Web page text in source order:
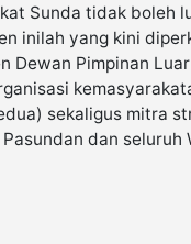
Sunda tidak boleh
inilah yang kini
Dewan Pimpinan
sekaligus mitra
dan